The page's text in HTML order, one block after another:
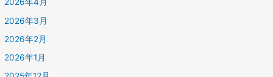
2026年4月
2026年3月
2026年2月
2026年1月